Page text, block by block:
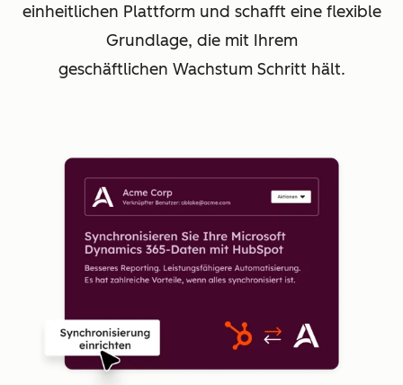
einheitlichen Plattform und schafft eine flexible
Grundlage, die mit Ihrem
geschäftlichen Wachstum Schritt hält.